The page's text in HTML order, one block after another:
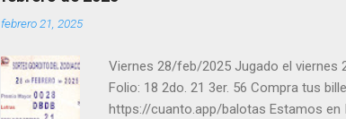
febrero 21, 2025
Viernes 28/feb/2025 Jugado el viernes
Folio: 18 2do. 21 3er. 56 Compra tus
https://cuanto.app/balotas Estamos en